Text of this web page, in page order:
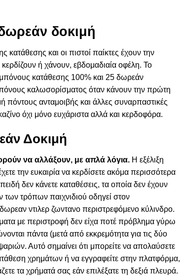
δοκιμή
και οι πιστοί παίκτες έχουν την
ή χάνουν, εβδομαδιαία οφέλη. Το
κατάθεσης 100% και 25 δωρεάν
καλωσορίσματος όταν κάνουν την πρώτη
ανταμοιβής και άλλες συναρπαστικές
όχι μόνο ευχάριστα αλλά και κερδοφόρα.
Δοκιμή
να αλλάξουν, με απλά λόγια. Η εξέλιξη
την ευκαιρία να κερδίσετε ακόμα περισσότερα
δεν κάνετε καταθέσεις, τα οποία δεν έχουν
των τρόπων παιχνιδιού οδηγεί στον
ντιλερ ζωντανο περιστρεφόμενο κύλινδρο.
με περιστροφή δεν είχα ποτέ πρόβλημα γύρω
πάντα (μετά από εκκρεμότητα για τις δύο
Αυτό σημαίνει ότι μπορείτε να απολαύσετε
χρημάτων ή να εγγραφείτε στην πλατφόρμα,
τα χρήματά σας εάν επιλέξατε τη δεξιά πλευρά.